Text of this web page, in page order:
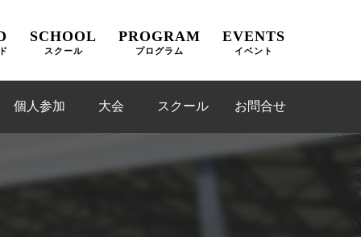
SCHOOL
スクール
PROGRAM
プログラム
EVENTS
イベント
個人参加 大会 スクール お問合せ